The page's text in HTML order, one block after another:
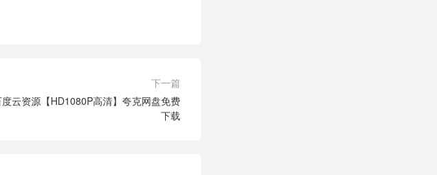
下一篇
云资源【HD1080P高清】夸克网盘免费
下载